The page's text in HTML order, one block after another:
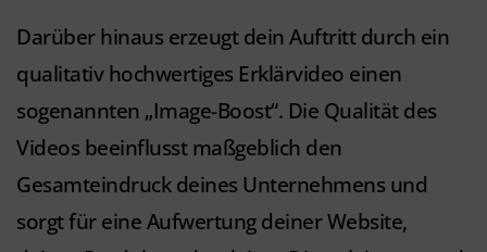
Darüber hinaus erzeugt dein Auftritt durch ein
qualitativ hochwertiges Erklärvideo einen
sogenannten „Image-Boost“. Die Qualität des
Videos beeinflusst maßgeblich den
Gesamteindruck deines Unternehmens und
sorgt für eine Aufwertung deiner Website,